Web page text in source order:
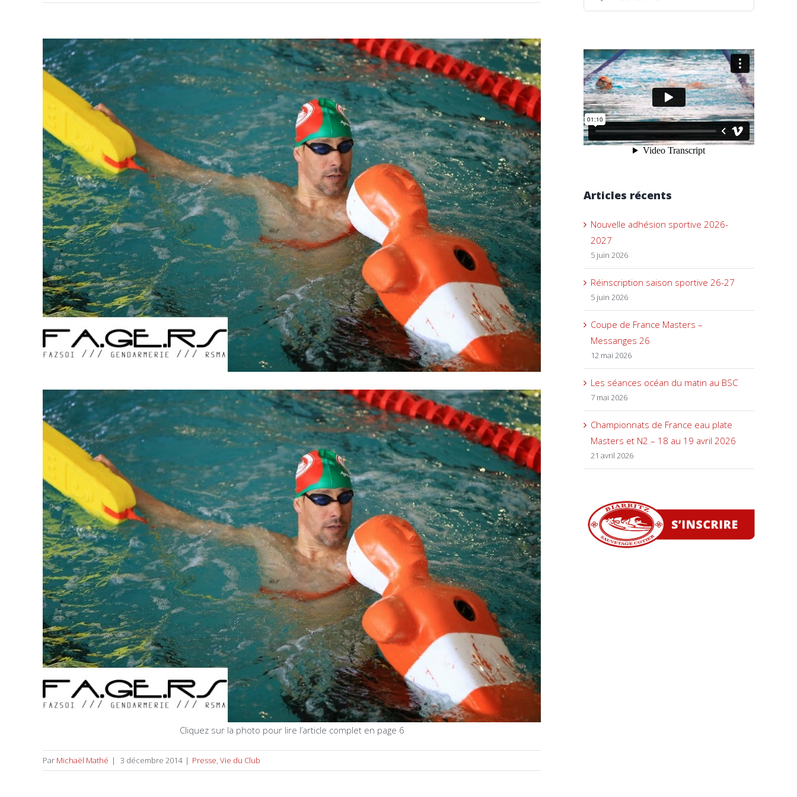
l'image
agrandie
Cliquez sur la photo pour lire l’article complet en page 6
Par Michaël Mathé | 3 décembre 2014 | Presse, Vie du Club
Articles récents
Nouvelle adhésion sportive 2026-
2027
5 juin 2026
Réinscription saison sportive 26-27
5 juin 2026
Coupe de France Masters –
Messanges 26
12 mai 2026
Les séances océan du matin au BSC
7 mai 2026
Championnats de France eau plate
Masters et N2 – 18 au 19 avril 2026
21 avril 2026